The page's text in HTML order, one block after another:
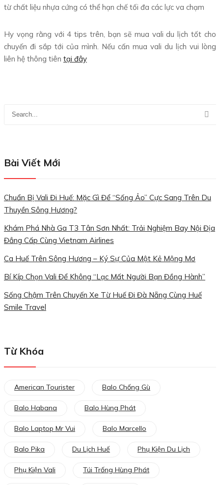
từ chất liệu nhựa cứng có thể hạn chế tối đa các lực va chạm
Hy vọng rằng với 4 tips trên, bạn sẽ mua vali du lịch tốt cho
chuyến đi sắp tới của mình. Nếu cấn mua vali du lịch vui lòng
liên hệ thông tiên tại đây
Bài Viết Mới
Chuẩn Bị Vali Đi Huế: Mặc Gì Để “Sống Ảo” Cực Sang Trên Du
Thuyền Sông Hương?
Khám Phá Nhà Ga T3 Tân Sơn Nhất: Trải Nghiệm Bay Nội Địa
Đẳng Cấp Cùng Vietnam Airlines
Ca Huế Trên Sông Hương – Ký Sự Của Một Kẻ Mộng Mơ
Bí Kíp Chọn Vali Để Không “lạc Mất Người Bạn Đồng Hành”
Sống Chậm Trên Chuyến Xe Từ Huế Đi Đà Nẵng Cùng Huế
Smile Travel
Từ Khóa
American Tourister Balo Chống Gù
Balo Habana Balo Hùng Phát
Balo Laptop Mr Vui Balo Marcello
Balo Pika Du Lịch Huế Phụ Kiện Du Lịch
Phụ Kiện Vali Túi Trống Hùng Phát